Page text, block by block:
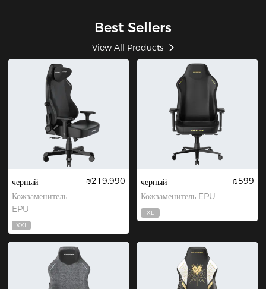
Best Sellers
View All Products
черный
Кожзаменитель
EPU
₪219,990
XXL
черный
Кожзаменитель EPU
₪599
XL